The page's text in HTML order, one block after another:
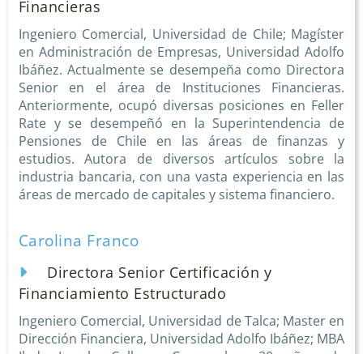
Financieras
Ingeniero Comercial, Universidad de Chile; Magíster
en Administración de Empresas, Universidad Adolfo
Ibáñez. Actualmente se desempeña como Directora
Senior en el área de Instituciones Financieras.
Anteriormente, ocupó diversas posiciones en Feller
Rate y se desempeñó en la Superintendencia de
Pensiones de Chile en las áreas de finanzas y
estudios. Autora de diversos artículos sobre la
industria bancaria, con una vasta experiencia en las
áreas de mercado de capitales y sistema financiero.
Carolina Franco
Directora Senior Certificación y
Financiamiento Estructurado
Ingeniero Comercial, Universidad de Talca; Master en
Dirección Financiera, Universidad Adolfo Ibáñez; MBA